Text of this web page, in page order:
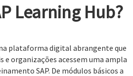
Learning Hub?
plataforma digital abrangente que
e organizações acessem uma ampla
SAP. De módulos básicos a